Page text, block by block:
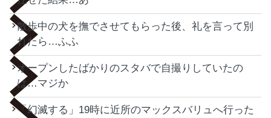
散歩中の犬を撫でさせてもらった後、礼を言って別
れたら…ふふ
オープンしたばかりのスタバで自撮りしていたの
は…マジか
「幻滅する」19時に近所のマックスバリュへ行った